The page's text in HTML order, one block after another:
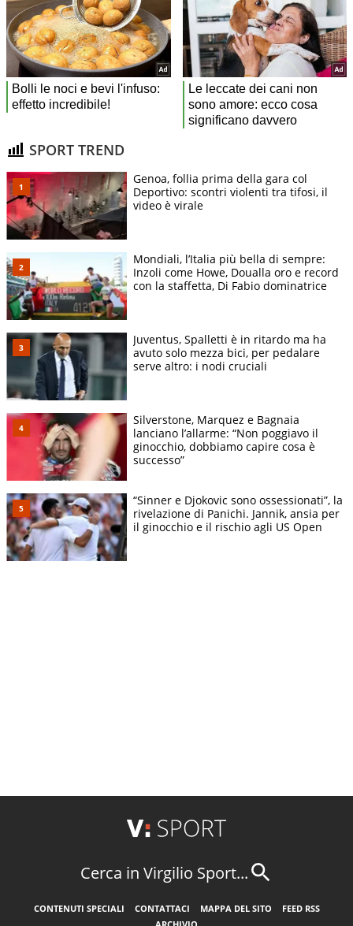
SPORT TREND
Genoa, follia prima della gara col
Deportivo: scontri violenti tra tifosi, il
video è virale
Mondiali, l’Italia più bella di sempre:
Inzoli come Howe, Doualla oro e record
con la staffetta, Di Fabio dominatrice
Juventus, Spalletti è in ritardo ma ha
avuto solo mezza bici, per pedalare
serve altro: i nodi cruciali
Silverstone, Marquez e Bagnaia
lanciano l’allarme: “Non poggiavo il
ginocchio, dobbiamo capire cosa è
successo”
“Sinner e Djokovic sono ossessionati”, la
rivelazione di Panichi. Jannik, ansia per
il ginocchio e il rischio agli US Open
Cerca in Virgilio Sport...
CONTENUTI SPECIALI CONTATTACI MAPPA DEL SITO
FEED RSS